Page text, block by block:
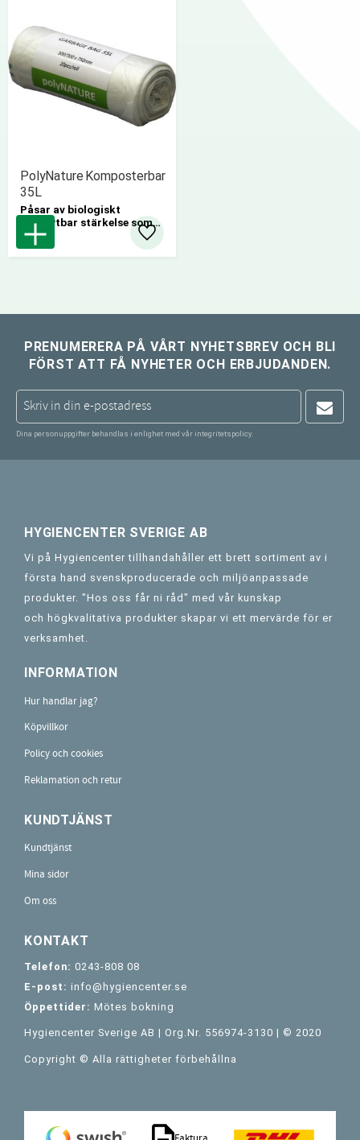
PolyNature Komposterbar
35L
​Påsar av biologiskt
nedbrytbar stärkelse som
tillåter kompostering utan
någon åverkan på djur- eller
växtriket.
Lägg till i favoriter
PRENUMERERA PÅ VÅRT NYHETSBREV OCH BLI
FÖRST ATT FÅ NYHETER OCH ERBJUDANDEN.
Dina personuppgifter behandlas i enlighet med vår integritetspolicy.
HYGIENCENTER SVERIGE AB
Vi på Hygiencenter tillhandahåller ett brett sortiment av i
första hand svenskproducerade och miljöanpassade
produkter. "Hos oss får ni råd" med vår kunskap
och högkvalitativa produkter skapar vi ett mervärde för er
verksamhet.
INFORMATION
Hur handlar jag?
Köpvillkor
Policy och cookies
Reklamation och retur
KUNDTJÄNST
Kundtjänst
Mina sidor
Om oss
KONTAKT
Telefon: 0243-808 08
E-post: info@hygiencenter.se
Öppettider: Mötes bokning
Hygiencenter Sverige AB | Org.Nr. 556974-3130 | © 2020
Copyright © Alla rättigheter förbehållna